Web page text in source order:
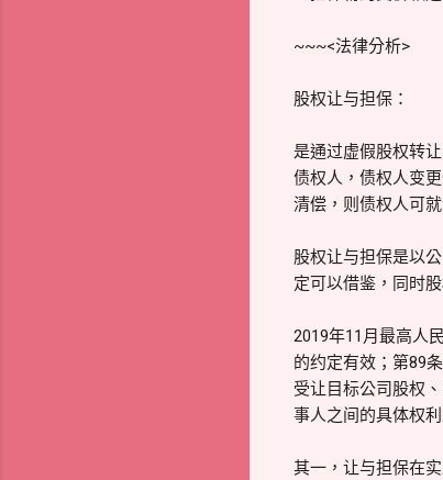
~~~<法律分析>
股权让与担保：
是通过虚假股权转
债权人，债权人变
清偿，则债权人可
股权让与担保是以
定可以借鉴，同时
2019年11月最高人
的约定有效；第89
受让目标公司股权
事人之间的具体权
其一，让与担保在